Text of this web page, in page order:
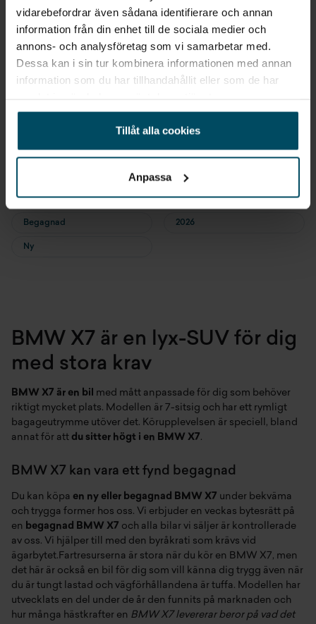
vidarebefordrar även sådana identifierare och annan
information från din enhet till de sociala medier och
annons- och analysföretag som vi samarbetar med.
Dessa kan i sin tur kombinera informationen med annan
information som du har tillhandahållit eller som de har
Tillåt alla cookies
Anpassa
Bevaka
Alla personuppgifter som skickas in till Holmgrens kommer att
behandlas enligt bestämmelserna i EU:s dataskyddsförordningen
(GDPR).Här
kan du läsa mer om hur vi behandlar dina
Ny / Begagnad
Begagnad
Ny
Årsmodell
2026
BMW X7 är en lyx-SUV för dig
med stora krav
BMW X7 är en bil med mått anpassade för dig som behöver
riktigt mycket plats. Modellen är 7-sitsig och har ett rymligt
bagageutrymme utöver det. Körupplevelsen är speciell, bland
annat för att du sitter högt i en BMW X7.
BMW X7 kan vara ett fynd begagnad
Du kan köpa en ny eller begagnad BMW X7 under bekväma
och trygga former hos oss. Vi erbjuder en veckas bytesrätt på
en begagnad BMW X7 och alla bilar vi säljer är kontrollerade
av oss. Vi hjälper till med den byråkrati som krävs vid
ägarbytet.Fartresurserna är stora när du kör en BMW X7, men
det här är också en bil för dig som vill känna dig trygg även när
du är tungt lastad och vägförhållandena är tuffa. Modellen har
utvecklats en del under de år den funnits på marknaden och
hur många hästkrafter en BMW X7 levererar beror på vad det